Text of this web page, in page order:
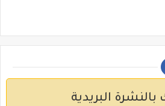
البريدية